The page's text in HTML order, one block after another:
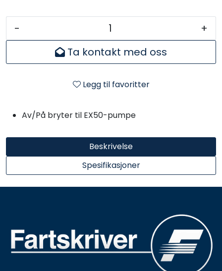
-
+
Ta kontakt med oss
Legg til favoritter
Beskrivelse
Spesifikasjoner
Av/På bryter til EX50-pumpe